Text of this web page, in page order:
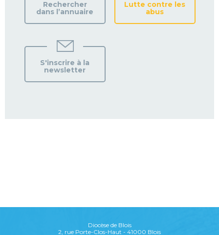
Rechercher
dans l’annuaire
Lutte contre les
abus
S'inscrire à la
newsletter
Diocèse de Blois
2, rue Porte-Clos-Haut - 41000 Blois